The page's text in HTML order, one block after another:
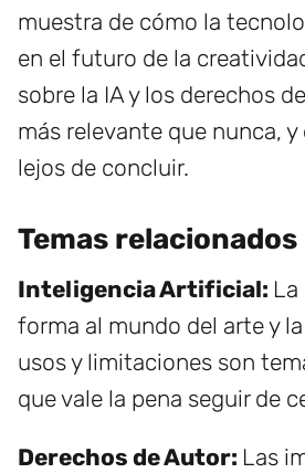
muestra de cómo la
en el futuro de la
sobre la IA y los derechos
más relevante que nunca,
lejos de concluir.
Temas relacionados
Inteligencia Artificial: La
forma al mundo del arte y
usos y limitaciones son
que vale la pena seguir de
Derechos de Autor: Las